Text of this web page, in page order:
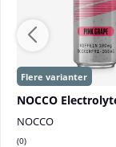
NOCCO
NOCCO
0